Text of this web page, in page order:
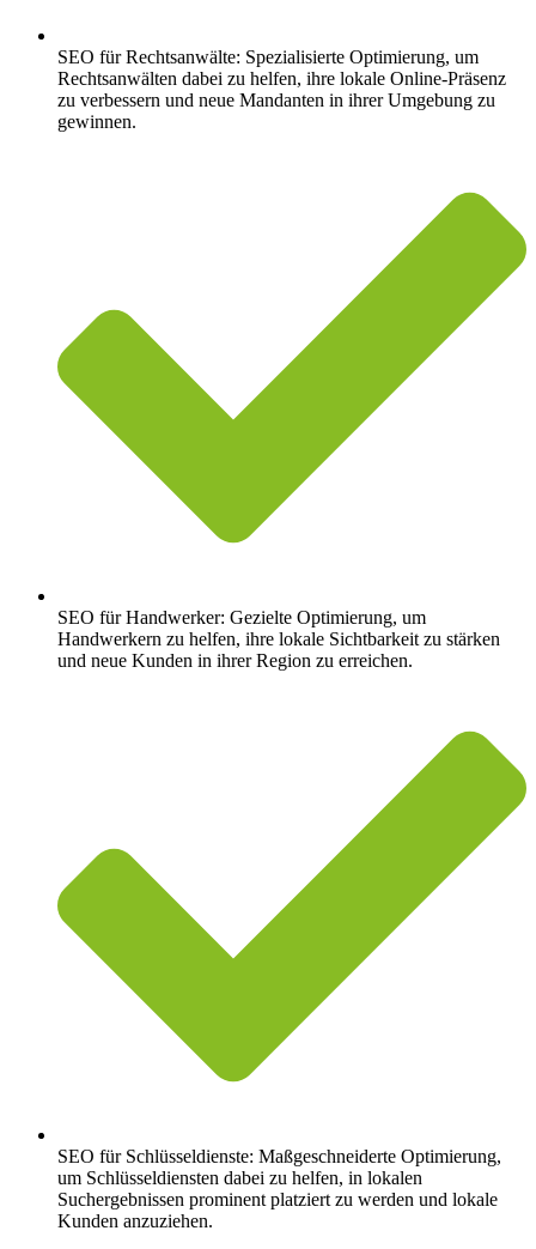
SEO für Rechtsanwälte: Spezialisierte Optimierung, um
Rechtsanwälten dabei zu helfen, ihre lokale Online-Präsenz
zu verbessern und neue Mandanten in ihrer Umgebung zu
gewinnen.
SEO für Handwerker: Gezielte Optimierung, um
Handwerkern zu helfen, ihre lokale Sichtbarkeit zu stärken
und neue Kunden in ihrer Region zu erreichen.
SEO für Schlüsseldienste: Maßgeschneiderte Optimierung,
um Schlüsseldiensten dabei zu helfen, in lokalen
Suchergebnissen prominent platziert zu werden und lokale
Kunden anzuziehen.